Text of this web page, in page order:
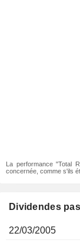
La performance "Total
concernée, comme s'ils
Dividendes
22/03/2005